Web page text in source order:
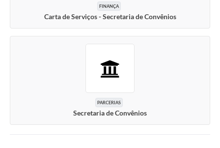
FINANÇA
Carta de Serviços - Secretaria de Convênios
PARCERIAS
Secretaria de Convênios